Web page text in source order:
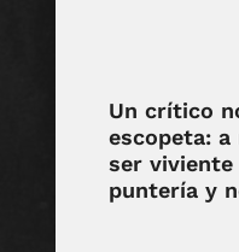
Un crítico
escopeta:
ser viviente
puntería y